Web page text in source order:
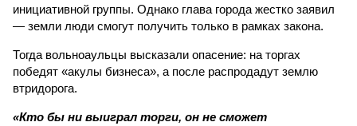
инициативной группы. Однако глава города жестко заявил
— земли люди смогут получить только в рамках закона.
Тогда вольноаульцы высказали опасение: на торгах
победят «акулы бизнеса», а после распродадут землю
втридорога.
«Кто бы ни выиграл торги, он не сможет